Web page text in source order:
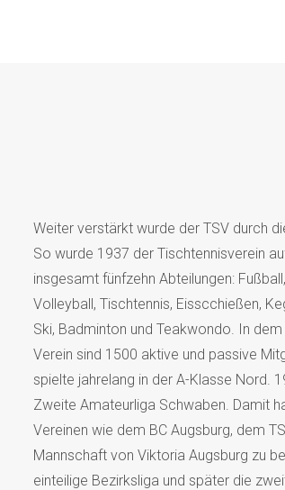
Weiter verstärkt wurde der TSV durch
So wurde 1937 der Tischtennisverein
insgesamt fünfzehn Abteilungen:
Volleyball, Tischtennis, Eisscchießen,
Ski, Badminton und Teakwondo. In
Verein sind 1500 aktive und passive
spielte jahrelang in der A-Klasse Nord.
Zweite Amateurliga Schwaben. Damit
Vereinen wie dem BC Augsburg, dem
Mannschaft von Viktoria Augsburg zu
einteilige Bezirksliga und später die